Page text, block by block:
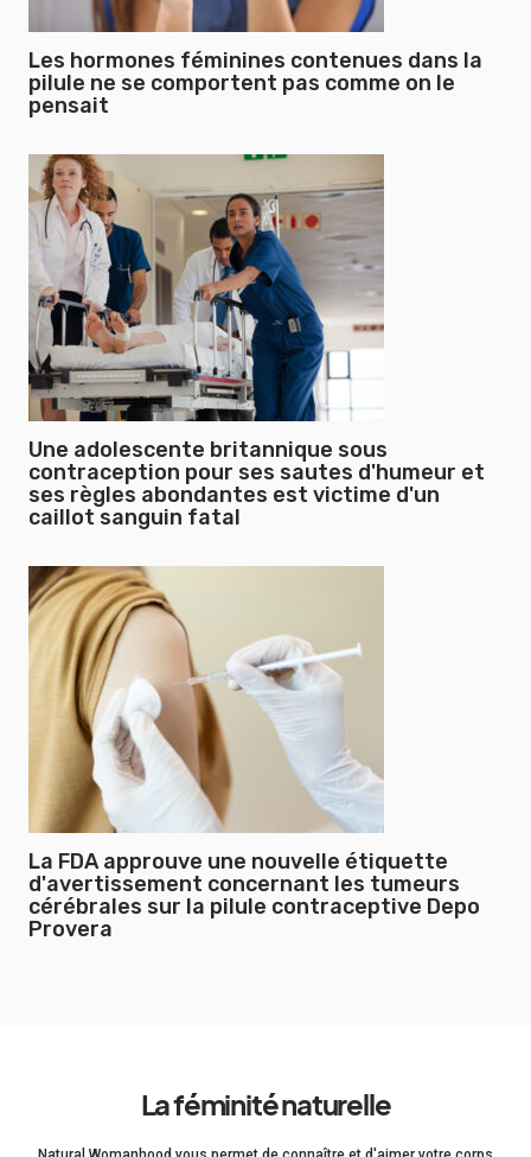
Les hormones féminines contenues dans la
pilule ne se comportent pas comme on le
pensait
Une adolescente britannique sous
contraception pour ses sautes d'humeur et
ses règles abondantes est victime d'un
caillot sanguin fatal
La FDA approuve une nouvelle étiquette
d'avertissement concernant les tumeurs
cérébrales sur la pilule contraceptive Depo
Provera
La féminité naturelle